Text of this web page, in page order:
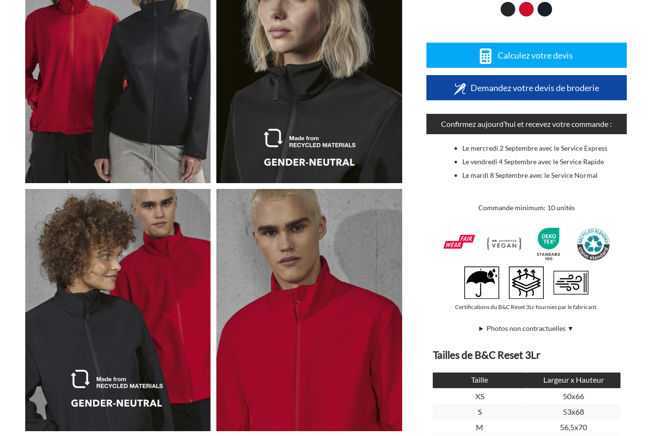
Calculez votre devis
Demandez votre devis de broderie
Confirmez aujourd’hui et recevez votre commande :
Le mercredi 2 Septembre avec le Service Express
Le vendredi 4 Septembre avec le Service Rapide
Le mardi 8 Septembre avec le Service Normal
Commande minimum: 10 unités
Certifications du B&C Reset 3Lr fournies par le fabricant.
Photos non contractuelles ▼
Tailles de B&C Reset 3Lr
Taille
Largeur x Hauteur
XS
50x66
S
53x68
M
56,5x70